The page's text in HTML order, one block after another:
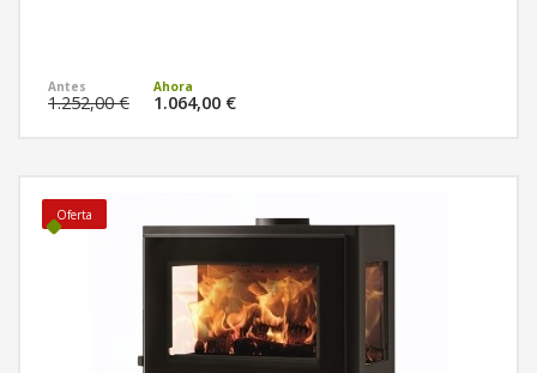
1.252,00 € 1.064,00 €
Oferta